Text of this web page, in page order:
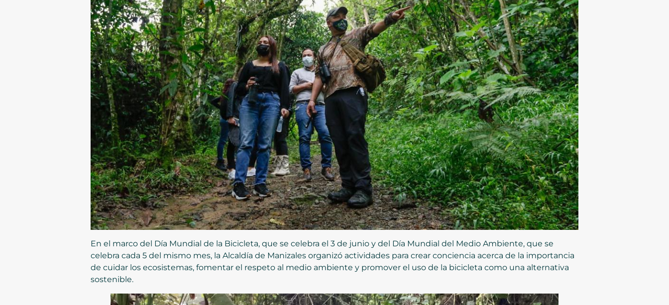
En el marco del Día Mundial de la Bicicleta, que se celebra el 3 de junio y del Día Mundial del Medio Ambiente, que se
celebra cada 5 del mismo mes, la Alcaldía de Manizales organizó actividades para crear conciencia acerca de la importancia
de cuidar los ecosistemas, fomentar el respeto al medio ambiente y promover el uso de la bicicleta como una alternativa
sostenible.